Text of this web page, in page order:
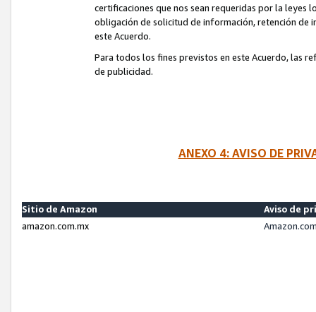
certificaciones que nos sean requeridas por la leyes
obligación de solicitud de información, retención de
este Acuerdo.
Para todos los fines previstos en este Acuerdo, las
de publicidad.
ANEXO 4: AVISO DE
Sitio de Amazon
Aviso de
amazon.com.mx